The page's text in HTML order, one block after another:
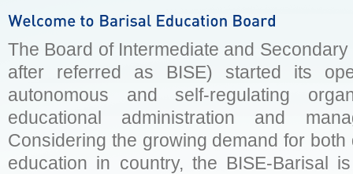
The Board of Intermediate and
after referred as BISE) started its
autonomous and self-regulating
educational administration and
Considering the growing demand for
education in country, the BISE-Barisal